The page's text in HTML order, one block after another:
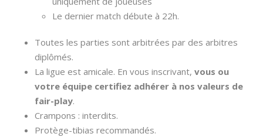
Le dernier match débute à 22h.
Toutes les parties sont arbitrées par des arbitres
diplômés.
La ligue est amicale. En vous inscrivant, vous ou
votre équipe certifiez adhérer à nos valeurs de
fair-play.
Crampons : interdits.
Protège-tibias recommandés.